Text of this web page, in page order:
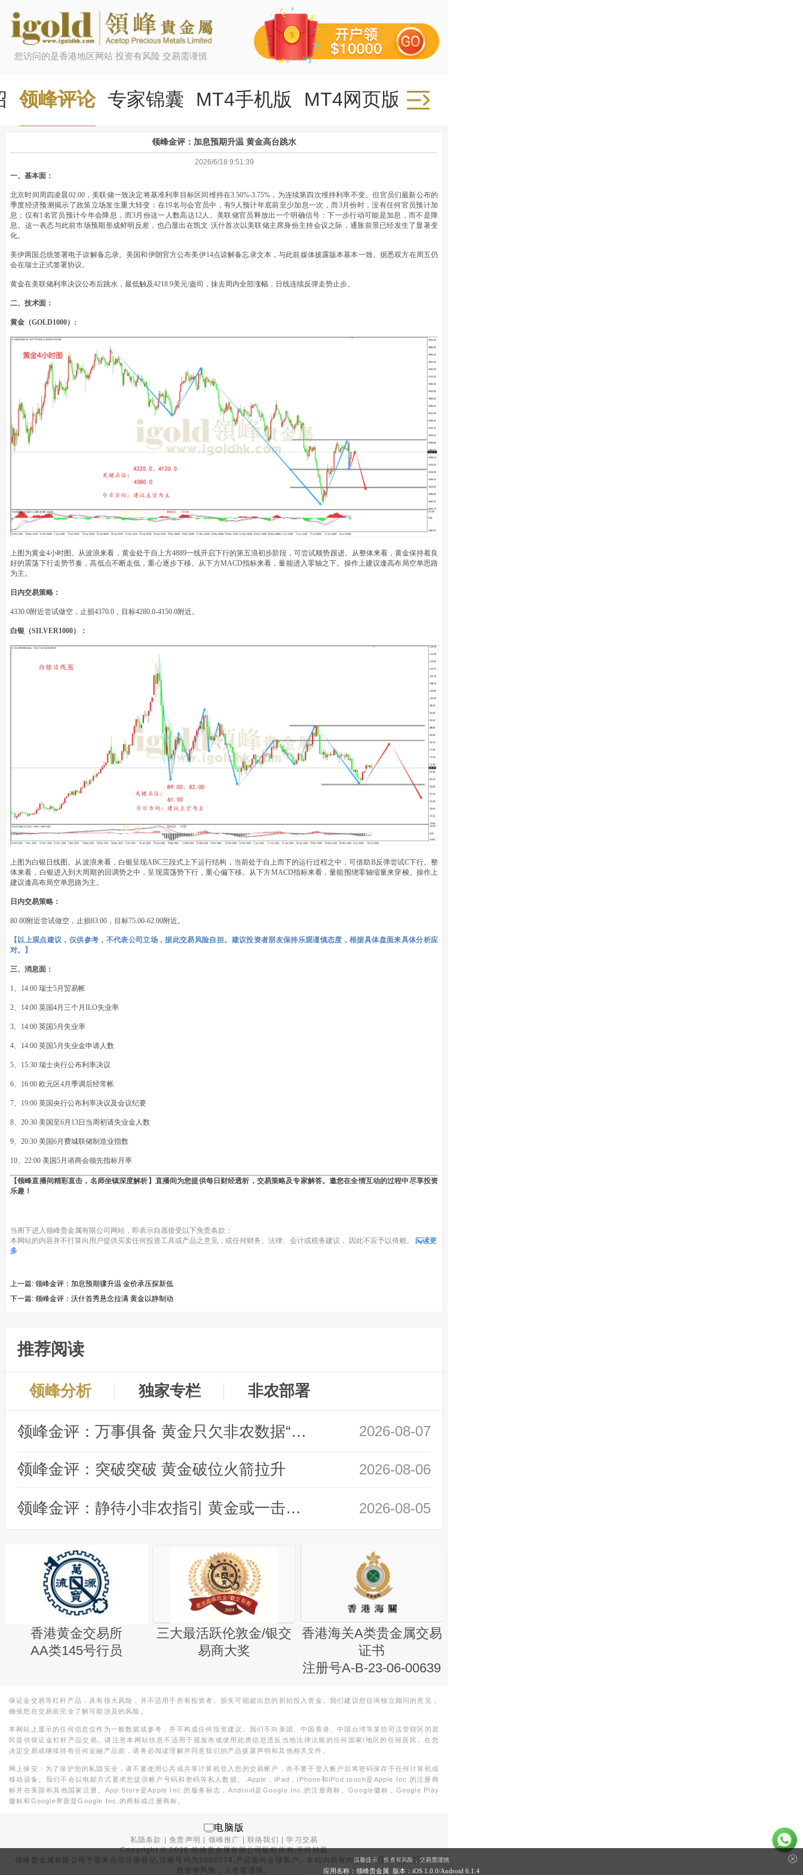
您访问的是香港地区网站 投资有风险 交易需谨慎
领峰评论 专家锦囊 MT4手机版 MT4网页版
领峰金评：加息预期升温 黄金高台跳水
2026/6/18 9:51:39
一、基本面：
北京时间周四凌晨02:00，美联储一致决定将基准利率目标区间维持在3.50%-3.75%，为连续第四次维持利率不变。但官员们最新公布的
季度经济预测揭示了政策立场发生重大转变：在19名与会官员中，有9人预计年底前至少加息一次，而3月份时，没有任何官员预计加
息；仅有1名官员预计今年会降息，而3月份这一人数高达12人。美联储官员释放出一个明确信号：下一步行动可能是加息，而不是降
息。这一表态与此前市场预期形成鲜明反差，也凸显出在凯文·沃什首次以美联储主席身份主持会议之际，通胀前景已经发生了显著变
化。
美伊两国总统签署电子谅解备忘录。美国和伊朗官方公布美伊14点谅解备忘录文本，与此前媒体披露版本基本一致。据悉双方在周五仍
会在瑞士正式签署协议。
黄金在美联储利率决议公布后跳水，最低触及4218.9美元/盎司，抹去周内全部涨幅，日线连续反弹走势止步。
二、技术面：
黄金（GOLD1000）:
上图为黄金4小时图。从波浪来看，黄金处于自上方4889一线开启下行的第五浪初步阶段，可尝试顺势跟进。从整体来看，黄金保持着良
好的震荡下行走势节奏，高低点不断走低，重心逐步下移。从下方MACD指标来看，量能进入零轴之下。操作上建议逢高布局空单思路
为主。
日内交易策略：
4330.0附近尝试做空，止损4370.0，目标4280.0-4150.0附近。
白银（SILVER1000）：
上图为白银日线图。从波浪来看，白银呈现ABC三段式上下运行结构，当前处于自上而下的运行过程之中，可借助B反弹尝试C下行。整
体来看，白银进入到大周期的回调势之中，呈现震荡势下行，重心偏下移。从下方MACD指标来看，量能围绕零轴缩量来穿梭。操作上
建议逢高布局空单思路为主。
日内交易策略：
80.00附近尝试做空，止损83.00，目标75.00-62.00附近。
【以上观点建议，仅供参考，不代表公司立场，据此交易风险自担。建议投资者朋友保持乐观谨慎态度，根据具体盘面来具体分析应
对。】
三、消息面：
1、14:00 瑞士5月贸易帐
2、14:00 英国4月三个月ILO失业率
3、14:00 英国5月失业率
4、14:00 英国5月失业金申请人数
5、15:30 瑞士央行公布利率决议
6、16:00 欧元区4月季调后经常帐
7、19:00 英国央行公布利率决议及会议纪要
8、20:30 美国至6月13日当周初请失业金人数
9、20:30 美国6月费城联储制造业指数
10、22:00 美国5月谘商会领先指标月率
【领峰直播间精彩直击，名师坐镇深度解析】直播间为您提供每日财经透析，交易策略及专家解答。邀您在全情互动的过程中尽享投资
乐趣！
当阁下进入领峰贵金属有限公司网站，即表示自愿接受以下免责条款：
本网站的内容并不打算向用户提供买卖任何投资工具或产品之意见，或任何财务、法律、会计或税务建议， 因此不应予以倚赖。 阅读更
多
上一篇: 领峰金评：加息预期骤升温 金价承压探新低
下一篇: 领峰金评：沃什首秀悬念拉满 黄金以静制动
推荐阅读
领峰分析 独家专栏 非农部署
领峰金评：万事俱备 黄金只欠非农数据“东风” 2026-08-07
领峰金评：突破突破 黄金破位火箭拉升 2026-08-06
领峰金评：静待小非农指引 黄金或一击破局 2026-08-05
香港黄金交易所
AA类145号行员
三大最活跃伦敦金/银交
易商大奖
香港海关A类贵金属交易
证书
注册号A-B-23-06-00639
保证金交易等杠杆产品，具有很大风险，并不适用于所有投资者。损失可能超出您的初始投入资金。我们建议您征询独立顾问的意见，
确保您在交易前完全了解可能涉及的风险。
本网站上显示的任何信息仅作为一般数据或参考，并不构成任何投资建议。我们不向美国、中国香港、中国台湾等某些司法管辖区的居
民提供保证金杠杆产品交易。请注意本网站信息不适用于视发布或使用此类信息违反当地法律法规的任何国家/地区的任何居民。在您
决定交易或继续持有任何金融产品前，请务必阅读理解并同意我们的产品披露声明和其他相关文件。
网上保安：为了保护您的私隐安全，请不要使用公共或共享计算机登入您的交易帐户，亦不要于登入帐户后将密码保存于任何计算机或
移动设备。我们不会以电邮方式要求您提供帐户号码和密码等私人数据。 Apple，iPad，iPhone和iPod touch是Apple Inc.的注册商
标并在美国和其他国家注册。App Store是Apple Inc.的服务标志，Android是Google Inc.的注册商标。Google徽标，Google Play
徽标和Google界面是Google Inc.的商标或注册商标。
电脑版
私隐条款 |免责声明 领峰推广 |联络我们 |学习交易
Copyright ©2026领峰贵金属有限公司版权所有,不得转载
领峰贵金属有限公司于 香港合法注册登记 ,注册号码为1660574,产品面向全球客户。本站内所有内容均为香港地区资讯。
投资有风险，入市需谨慎。
温馨提示：投资有风险，交易需谨慎
应用名称：领峰贵金属 版本：iOS 1.0.0/Android 6.1.4